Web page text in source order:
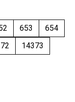
653
654
14373